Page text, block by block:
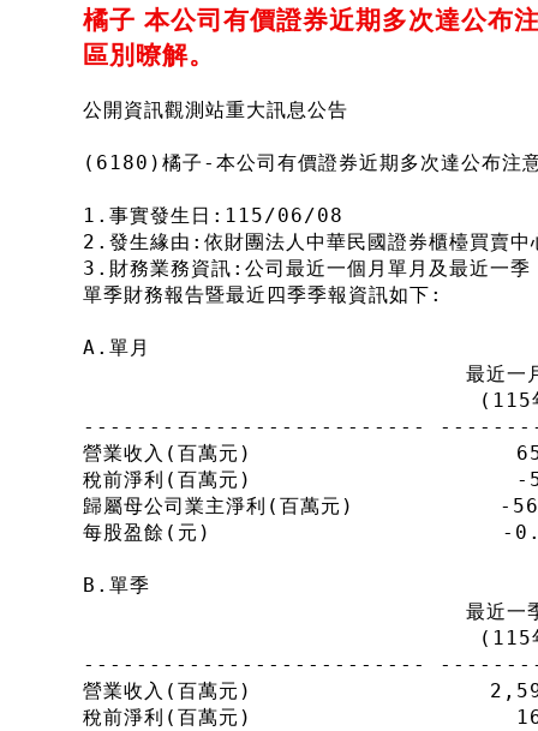
橘子 本公司有價證券近期多次達公布
區別暸解。
公開資訊觀測站重大訊息公告
(6180)橘子-本公司有價證券近期多次達公布注
1.事實發生日:115/06/08
2.發生緣由:依財團法人中華民國證券櫃檯買賣中
3.財務業務資訊:公司最近一個月單月及最近一季
單季財務報告暨最近四季季報資訊如下:
A.單月
最近一月
(115
--------------------------
營業收入(百萬元)
稅前淨利(百萬元)
歸屬母公司業主淨利(百萬元)
每股盈餘(元)                      -
B.單季
最近一季
(115
--------------------------
營業收入(百萬元)
稅前淨利(百萬元)